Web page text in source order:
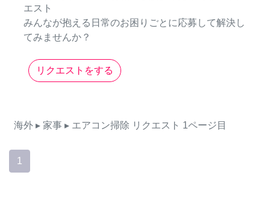
エスト
みんなが抱える日常のお困りごとに応募して解決し
てみませんか？
リクエストをする
海外 ▸ 家事 ▸ エアコン掃除 リクエスト 1ページ目
1